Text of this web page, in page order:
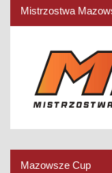
Mistrzostwa
Mazowsze Cup